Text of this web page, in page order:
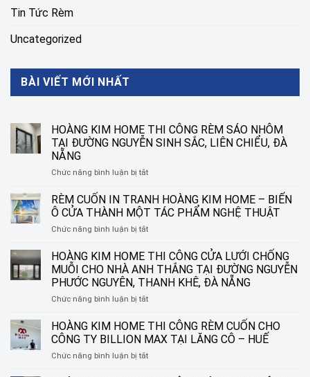
Tin Tức Rèm
Uncategorized
BÀI VIẾT MỚI NHẤT
HOÀNG KIM HOME THI CÔNG RÈM SÁO NHÔM
TẠI ĐƯỜNG NGUYỄN SINH SẮC, LIÊN CHIỂU, ĐÀ
NẴNG
Chức năng bình luận bị tắtở
KIM
HOME
THI
CÔNG
SÁO
NHÔM
TẠI
NGUYỄN
SẮC,
LIÊN
ĐÀ
RÈM CUỐN IN TRANH HOÀNG KIM HOME – BIẾN
Ô CỬA THÀNH MỘT TÁC PHẨM NGHỆ THUẬT
Chức năng bình luận bị tắtở
CUỐN
IN
TRANH
HOÀNG
KIM
–
BIẾN
CỬA
HOÀNG KIM HOME THI CÔNG CỬA LƯỚI CHỐNG
MUỖI CHO NHÀ ANH THẮNG TẠI ĐƯỜNG NGUYỄN
PHƯỚC NGUYÊN, THANH KHÊ, ĐÀ NẴNG
Chức năng bình luận bị tắtở
KIM
HOME
THI
CÔNG
HOÀNG KIM HOME THI CÔNG RÈM CUỐN CHO
CÔNG TY BILLION MAX TẠI LĂNG CÔ – HUẾ
Chức năng bình luận bị tắtở